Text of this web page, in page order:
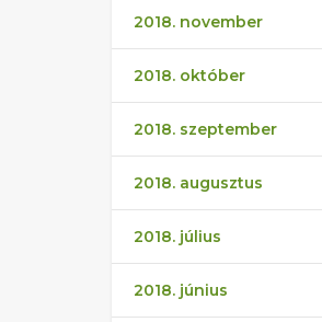
2018. november
2018. október
2018. szeptember
2018. augusztus
2018. július
2018. június